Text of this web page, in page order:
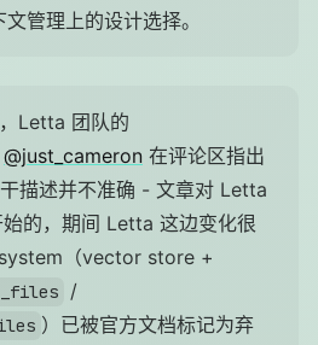
管理上的设计选择。
Letta 团队的
@just_cameron 在评论区指出
描述并不准确 - 文章对 Letta
的，期间 Letta 这边变化很
（vector store +
/
）已被官方文档标记为弃